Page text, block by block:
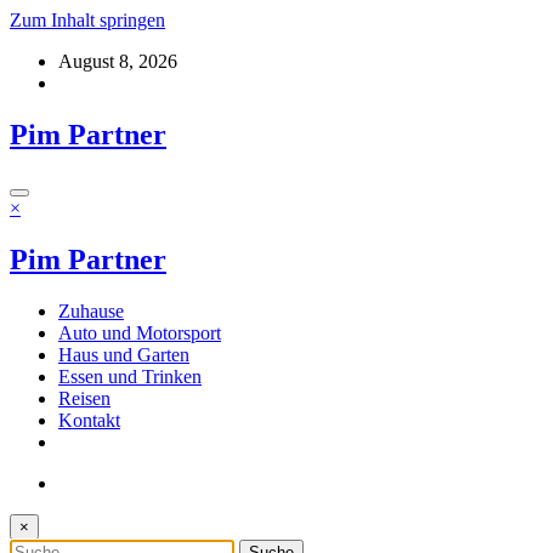
Zum Inhalt springen
August 8, 2026
Pim Partner
×
Pim Partner
Zuhause
Auto und Motorsport
Haus und Garten
Essen und Trinken
Reisen
Kontakt
×